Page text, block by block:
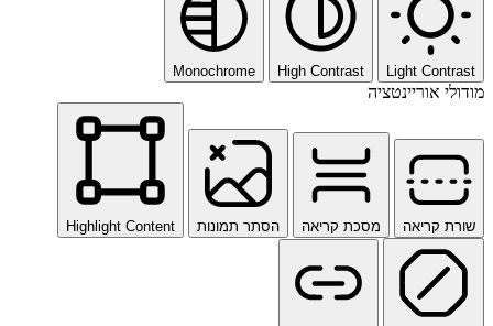
Light Contrast
High Contrast
Monochrome
מודולי אוריינטציה
שורת קריאה מסכת קריאה הסתר תמונות Highlight Content